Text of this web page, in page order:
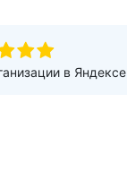
в Яндексе